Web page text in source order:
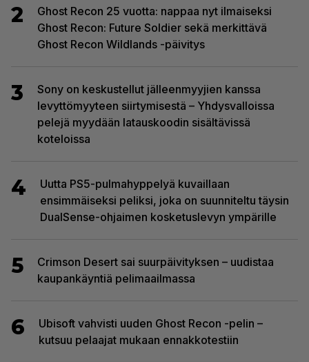
2
Ghost Recon 25 vuotta: nappaa nyt ilmaiseksi
Ghost Recon: Future Soldier sekä merkittävä
Ghost Recon Wildlands -päivitys
3
Sony on keskustellut jälleenmyyjien kanssa
levyttömyyteen siirtymisestä – Yhdysvalloissa
pelejä myydään latauskoodin sisältävissä
koteloissa
4
Uutta PS5-pulmahyppelyä kuvaillaan
ensimmäiseksi peliksi, joka on suunniteltu täysin
DualSense-ohjaimen kosketuslevyn ympärille
5
Crimson Desert sai suurpäivityksen – uudistaa
kaupankäyntiä pelimaailmassa
6
Ubisoft vahvisti uuden Ghost Recon -pelin –
kutsuu pelaajat mukaan ennakkotestiin